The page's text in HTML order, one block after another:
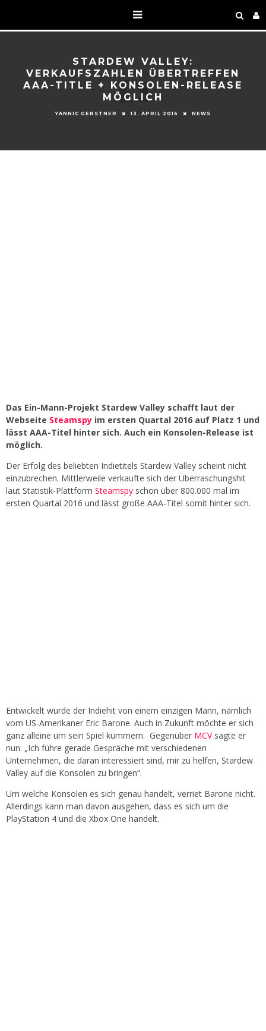
STARDEW VALLEY:
VERKAUFSZAHLEN ÜBERTREFFEN
AAA-TITLE + KONSOLEN-RELEASE
MÖGLICH
YANNIC GERSTNER 13. APRIL 2016 NEWS
Das Ein-Mann-Projekt Stardew Valley schafft laut der
Webseite Steamspy im ersten Quartal 2016 auf Platz 1 und
lässt AAA-Titel hinter sich. Auch ein Konsolen-Release ist
möglich.
Der Erfolg des beliebten Indietitels Stardew Valley scheint nicht
einzubrechen. Mittlerweile verkaufte sich der Überraschungshit
laut Statistik-Plattform Steamspy schon über 800.000 mal im
ersten Quartal 2016 und lässt große AAA-Titel somit hinter sich.
Entwickelt wurde der Indiehit von einem einzigen Mann, nämlich
vom US-Amerikaner Eric Barone. Auch in Zukunft möchte er sich
ganz alleine um sein Spiel kümmern. Gegenüber MCV sagte er
nun: „Ich führe gerade Gespräche mit verschiedenen
Unternehmen, die daran interessiert sind, mir zu helfen, Stardew
Valley auf die Konsolen zu bringen“.
Um welche Konsolen es sich genau handelt, verriet Barone nicht.
Allerdings kann man davon ausgehen, dass es sich um die
PlayStation 4 und die Xbox One handelt.